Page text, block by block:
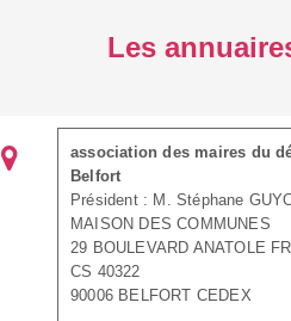
Les
association des maires du
Belfort
Président : M. Stéphane
MAISON DES COMMUNES
29 BOULEVARD ANATOLE
CS 40322
90006 BELFORT CEDEX